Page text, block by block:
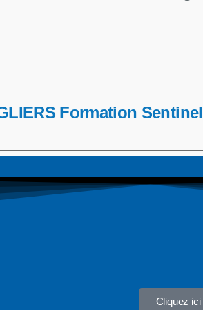
Formation
Cliquez ici